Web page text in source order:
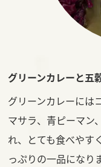
グリーンカレーと五
グリーンカレーには
マサラ、青ピーマン
れ、とても食べやす
っぷりの一品になり